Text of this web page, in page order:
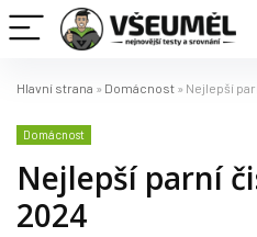
Hlavní strana » Domácnost » Nejlepší
Domácnost
Nejlepší parní
2024